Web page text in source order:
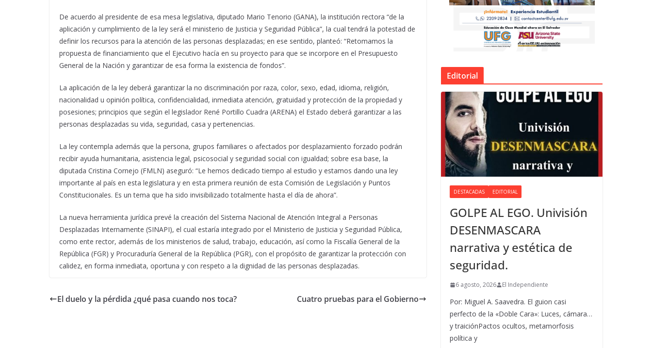
De acuerdo al presidente de esa mesa legislativa, diputado Mario Tenorio (GANA), la institución rectora “de la
aplicación y cumplimiento de la ley será el ministerio de Justicia y Seguridad Pública”, la cual tendrá la potestad de
definir los recursos para la atención de las personas desplazadas; en ese sentido, planteó: “Retomamos la
propuesta de financiamiento que el Ejecutivo hacía en su proyecto para que se incorpore en el Presupuesto
General de la Nación y garantizar de esa forma la existencia de fondos”.
La aplicación de la ley deberá garantizar la no discriminación por raza, color, sexo, edad, idioma, religión,
nacionalidad u opinión política, confidencialidad, inmediata atención, gratuidad y protección de la propiedad y
posesiones; principios que según el legislador René Portillo Cuadra (ARENA) el Estado deberá garantizar a las
personas desplazadas su vida, seguridad, casa y pertenencias.
La ley contempla además que la persona, grupos familiares o afectados por desplazamiento forzado podrán
recibir ayuda humanitaria, asistencia legal, psicosocial y seguridad social con igualdad; sobre esa base, la
diputada Cristina Cornejo (FMLN) aseguró: “Le hemos dedicado tiempo al estudio y estamos dando una ley
importante al país en esta legislatura y en esta primera reunión de esta Comisión de Legislación y Puntos
Constitucionales. Es un tema que ha sido invisibilizado totalmente hasta el día de ahora”.
La nueva herramienta jurídica prevé la creación del Sistema Nacional de Atención Integral a Personas
Desplazadas Internamente (SINAPI), el cual estaría integrado por el Ministerio de Justicia y Seguridad Pública,
como ente rector, además de los ministerios de salud, trabajo, educación, así como la Fiscalía General de la
República (FGR) y Procuraduría General de la República (PGR), con el propósito de garantizar la protección con
calidez, en forma inmediata, oportuna y con respeto a la dignidad de las personas desplazadas.
El duelo y la pérdida ¿qué pasa cuando nos toca? Cuatro pruebas para el Gobierno
Editorial
DESTACADAS EDITORIAL
GOLPE AL EGO. Univisión
DESENMASCARA
narrativa y estética de
seguridad.
6 agosto, 2026 El Independiente
Por: Miguel A. Saavedra. El guion casi
perfecto de la «Doble Cara»: Luces, cámara…
y traiciónPactos ocultos, metamorfosis
política y